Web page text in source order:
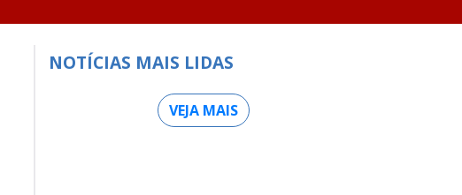
NOTÍCIAS MAIS LIDAS
VEJA MAIS